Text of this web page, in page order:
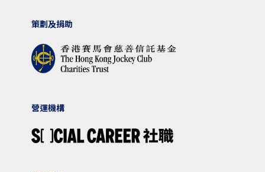
策劃及捐助
營運機構